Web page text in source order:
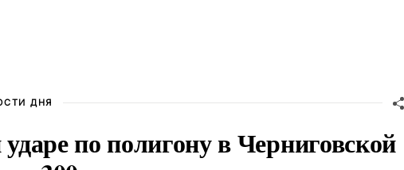
ДНЯ
по полигону в Черниговской